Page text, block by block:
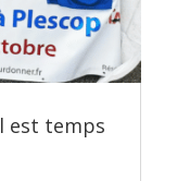
est temps